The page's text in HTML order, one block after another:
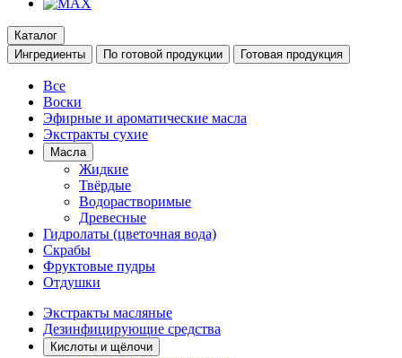
Каталог
Ингредиенты
По готовой продукции Готовая продукция
Все
Воски
Эфирные и ароматические масла
Экстракты сухие
Масла
Жидкие
Твёрдые
Водорастворимые
Древесные
Гидролаты (цветочная вода)
Скрабы
Фруктовые пудры
Отдушки
Экстракты масляные
Дезинфицирующие средства
Кислоты и щёлочи